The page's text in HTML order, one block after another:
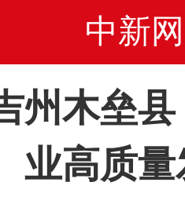
中新网
州木垒
业高质量